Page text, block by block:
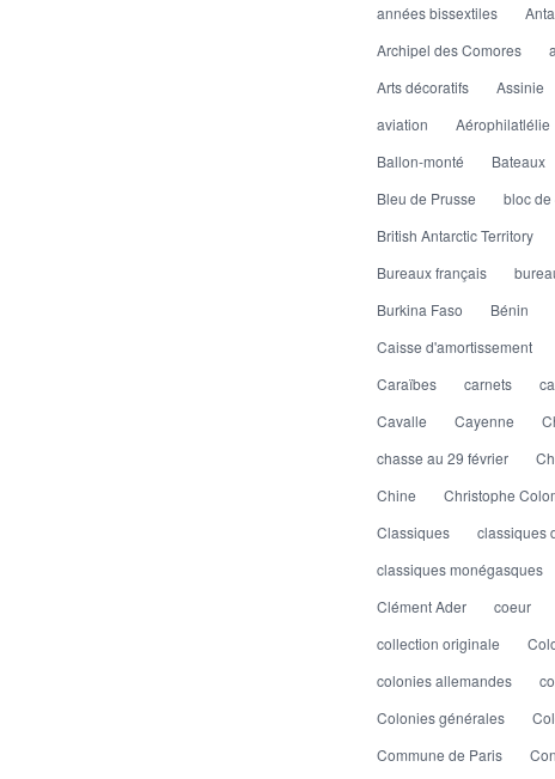
années bissextiles
Archipel des Comores
Arts décoratifs
Assinie
aviation
Aérophilatlélie
Ballon-monté
Bateaux
Bleu de Prusse
bloc de
British Antarctic Territory
Bureaux français
Burkina Faso
Bénin
Caisse d'amortissement
Caraïbes
carnets
Cavalle
Cayenne
chasse au 29 février
Chine
Christophe
Classiques
classiques
classiques monégasques
Clément Ader
coeur
collection originale
colonies allemandes
Colonies générales
Commune de Paris